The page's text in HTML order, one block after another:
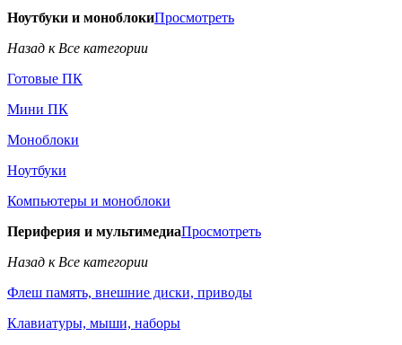
Ноутбуки и моноблокиПросмотреть
Назад к Все категории
Готовые ПК
Мини ПК
Моноблоки
Ноутбуки
Компьютеры и моноблоки
Периферия и мультимедиаПросмотреть
Назад к Все категории
Флеш память, внешние диски, приводы
Клавиатуры, мыши, наборы